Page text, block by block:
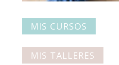
MIS CURSOS
MIS TALLERES